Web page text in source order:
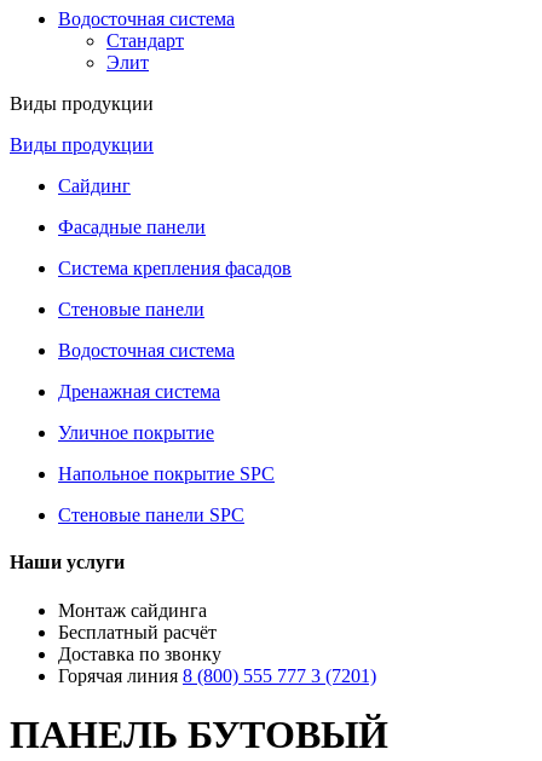
Водосточная система
Стандарт
Элит
Виды продукции
Виды продукции
Сайдинг
Фасадные панели
Система крепления фасадов
Стеновые панели
Водосточная система
Дренажная система
Уличное покрытие
Напольное покрытие SPC
Стеновые панели SPC
Наши услуги
Монтаж сайдинга
Бесплатный расчёт
Доставка по звонку
Горячая линия 8 (800) 555 777 3 (7201)
ПАНЕЛЬ БУТОВЫЙ